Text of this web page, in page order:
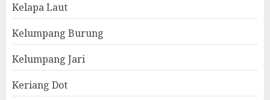
Kelapa Laut
Kelumpang Burung
Kelumpang Jari
Keriang Dot